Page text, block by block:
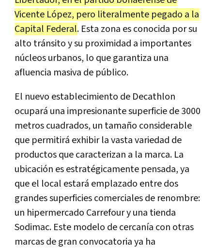
Vicente López, pero literalmente pegado a la
Capital Federal. Esta zona es conocida por su
alto tránsito y su proximidad a importantes
núcleos urbanos, lo que garantiza una
afluencia masiva de público.
El nuevo establecimiento de Decathlon
ocupará una impresionante superficie de 3000
metros cuadrados, un tamaño considerable
que permitirá exhibir la vasta variedad de
productos que caracterizan a la marca. La
ubicación es estratégicamente pensada, ya
que el local estará emplazado entre dos
grandes superficies comerciales de renombre:
un hipermercado Carrefour y una tienda
Sodimac. Este modelo de cercanía con otras
marcas de gran convocatoria ya ha